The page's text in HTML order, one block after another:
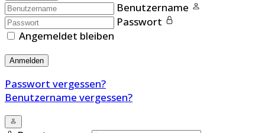
Benutzername
Passwort
Angemeldet bleiben
Anmelden
Passwort vergessen?
Benutzername vergessen?